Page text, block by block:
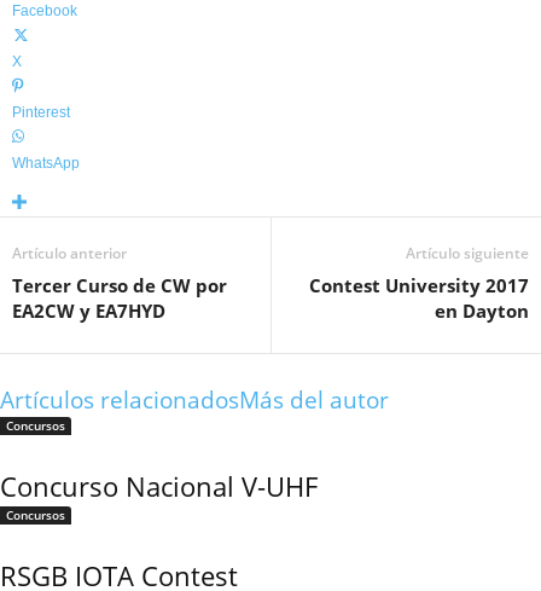
Facebook
X
Pinterest
WhatsApp
Artículo anterior
Tercer Curso de CW por
EA2CW y EA7HYD
Artículo siguiente
Contest University 2017
en Dayton
Artículos relacionadosMás del autor
Concursos
Concurso Nacional V-UHF
Concursos
RSGB IOTA Contest